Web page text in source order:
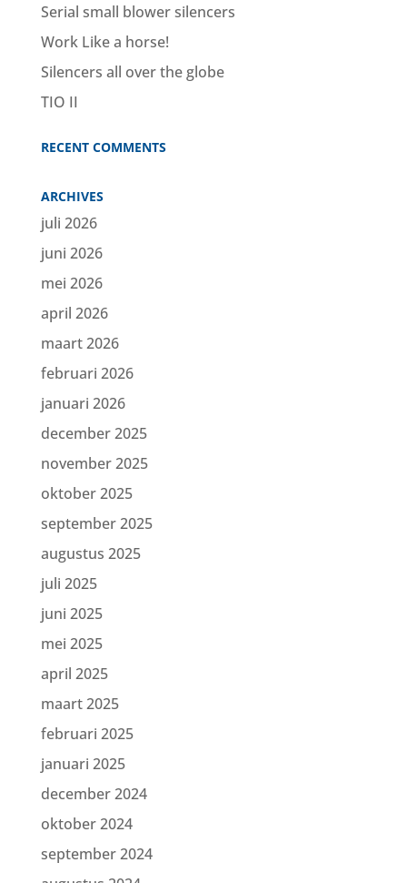
Serial small blower silencers
Work Like a horse!
Silencers all over the globe
TIO II
RECENT COMMENTS
ARCHIVES
juli 2026
juni 2026
mei 2026
april 2026
maart 2026
februari 2026
januari 2026
december 2025
november 2025
oktober 2025
september 2025
augustus 2025
juli 2025
juni 2025
mei 2025
april 2025
maart 2025
februari 2025
januari 2025
december 2024
oktober 2024
september 2024